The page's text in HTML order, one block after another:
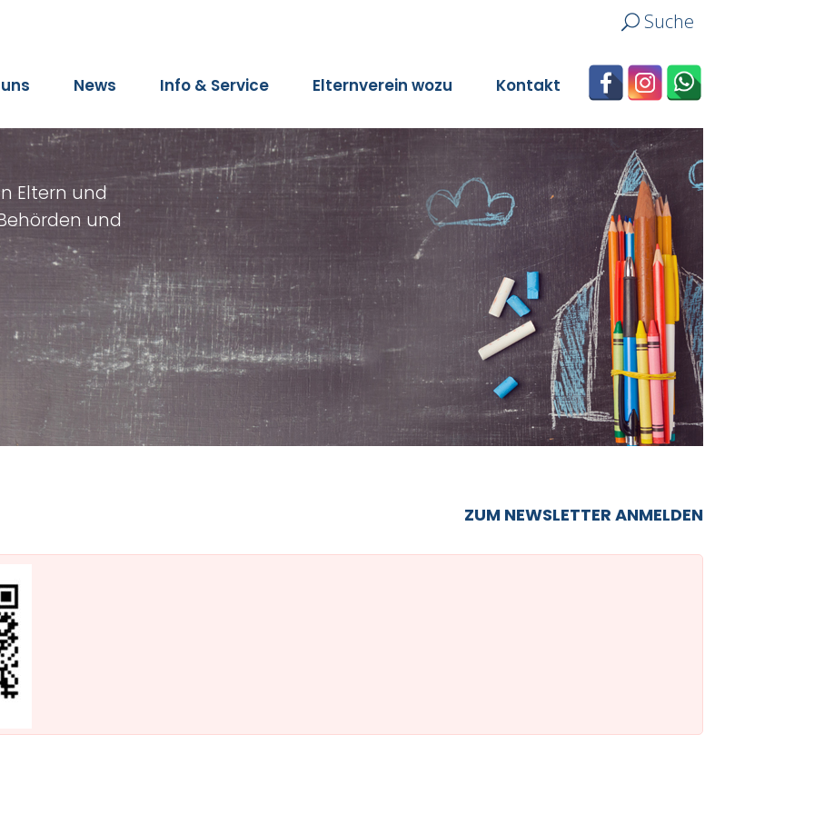
Suche
News Info & Service Elternverein wozu Kontakt
Eltern und
und
ZUM NEWSLETTER ANMELDEN